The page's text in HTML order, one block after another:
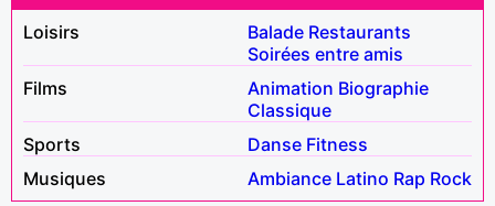
Loisirs
Balade Restaurants
Soirées entre amis
Films
Animation Biographie
Classique
Sports
Danse Fitness
Musiques
Ambiance Latino Rap Rock